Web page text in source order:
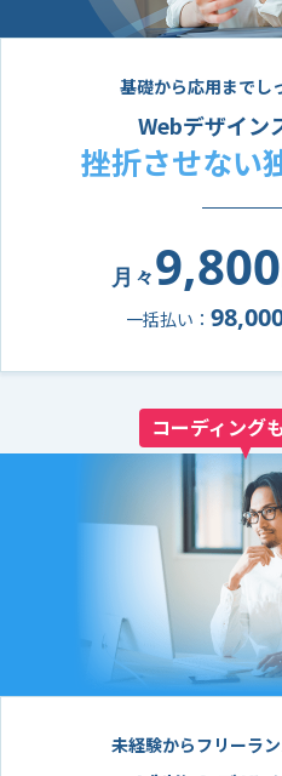
基礎から応用までし
Webデザイン
挫折させない
月々9,800
一括払い：
コーディング
未経験からフリーラ